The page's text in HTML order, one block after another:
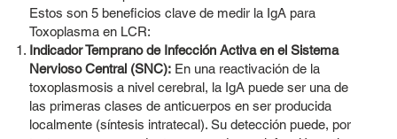
Estos son 5 beneficios clave de medir la IgA para
Toxoplasma en LCR:
Indicador Temprano de Infección Activa en el Sistema
Nervioso Central (SNC):En una reactivación de la
toxoplasmosis a nivel cerebral, la IgA puede ser una de
las primeras clases de anticuerpos en ser producida
localmente (síntesis intratecal). Su detección puede, por